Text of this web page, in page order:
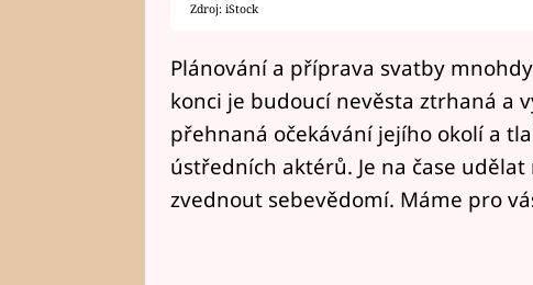
Zdroj: iStock
Plánování a příprava svatby
konci je budoucí nevěsta ztrhaná a
přehnaná očekávání jejího okolí a
ústředních aktérů. Je na čase
zvednout sebevědomí. Máme pro